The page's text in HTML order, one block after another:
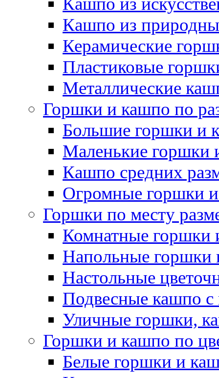
Кашпо из
Керамические
Пластиковые
Металлические
Горшки и кашпо по
Большие горшки и
Маленькие горшки
Кашпо средних
Огромные горшки
Горшки по месту
Комнатные горшки
Напольные горшки
Настольные
Подвесные кашпо с
Уличные горшки,
Горшки и кашпо по
Белые горшки и